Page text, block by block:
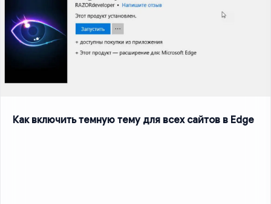
Как включить темную тему для всех сайтов в Edge